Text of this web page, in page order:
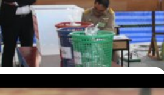
กตั้งอย่างไม่เป็นทางการว่านั้น
กดีถึงการแจ้งข้อมูลเกี่ยวกับการ
ลือกตั้งอย่างไม่เป็นทางการให้
ามคืบหน้าและรับทราบผลคะแนนตาม
แห่งพระราชบัญญัติประกอบ
ลือกตั้งสมาชิกสภาผู้แทนราษฎร พ.ศ.
ago